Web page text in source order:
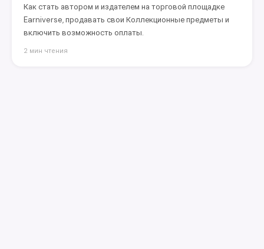
Как стать автором и издателем на торговой площадке
Earniverse, продавать свои Коллекционные предметы и
включить возможность оплаты.
2 мин чтения